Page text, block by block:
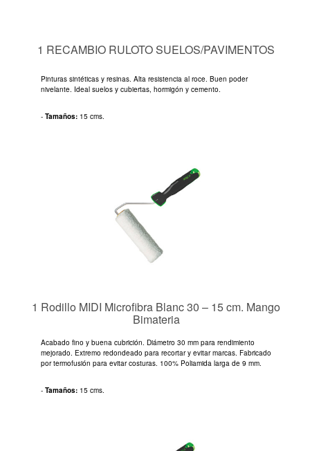
1 RECAMBIO RULOTO SUELOS/PAVIMENTOS
Pinturas sintéticas y resinas. Alta resistencia al roce. Buen poder
nivelante. Ideal suelos y cubiertas, hormigón y cemento.
- Tamaños: 15 cms.
1 Rodillo MIDI Microfibra Blanc 30 – 15 cm. Mango
Bimateria
Acabado fino y buena cubrición. Diámetro 30 mm para rendimiento
mejorado. Extremo redondeado para recortar y evitar marcas. Fabricado
por termofusión para evitar costuras. 100% Poliamida larga de 9 mm.
- Tamaños: 15 cms.